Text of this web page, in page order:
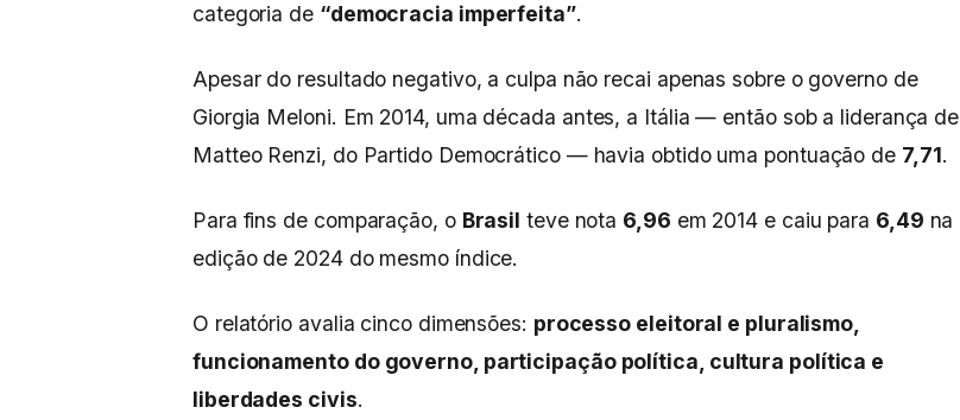
categoria de “democracia imperfeita”.
Apesar do resultado negativo, a culpa não recai apenas sobre o governo de
Giorgia Meloni. Em 2014, uma década antes, a Itália — então sob a liderança de
Matteo Renzi, do Partido Democrático — havia obtido uma pontuação de 7,71.
Para fins de comparação, o Brasil teve nota 6,96 em 2014 e caiu para 6,49 na
edição de 2024 do mesmo índice.
O relatório avalia cinco dimensões: processo eleitoral e pluralismo,
funcionamento do governo, participação política, cultura política e
liberdades civis.